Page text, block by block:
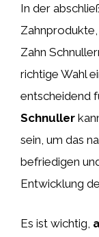
In der
Zahn
richtige Wahl
entscheidend
Schnuller
sein, um das
befriedigen
Entwicklung
Es ist wichtig,